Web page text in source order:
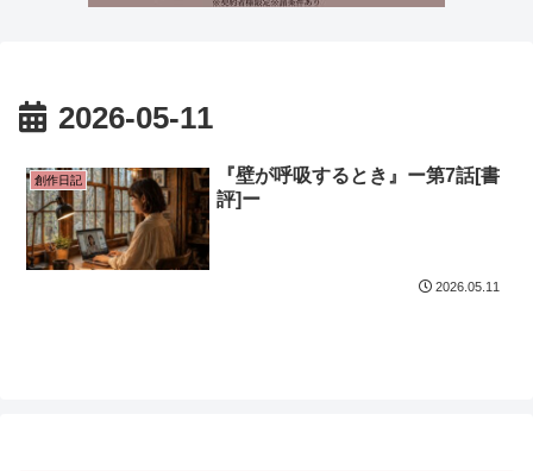
2026-05-11
創作日記
『壁が呼吸するとき』ー第7話[書
評]ー
2026.05.11